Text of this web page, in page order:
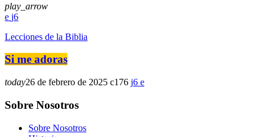
play_arrow
6
Lecciones de la Biblia
Si me adoras
today26 de febrero de 2025 176 6
Sobre Nosotros
Sobre Nosotros